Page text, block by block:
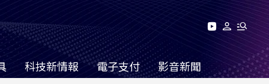
科技新情報 電子支付 影音新聞